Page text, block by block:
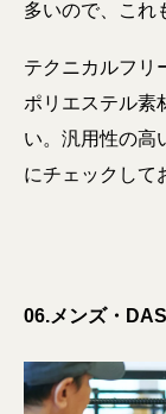
多いので、これ
テクニカルフリ
ポリエステル素
い。汎用性の高
にチェックして
06.メンズ・